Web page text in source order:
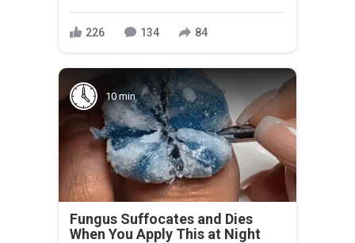
226 134 84
10 min
Fungus Suffocates and Dies
When You Apply This at Night